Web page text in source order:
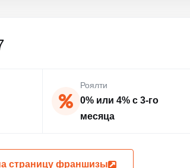
Роялти
0% или 4% с 3-го
месяца
страницу франшизы